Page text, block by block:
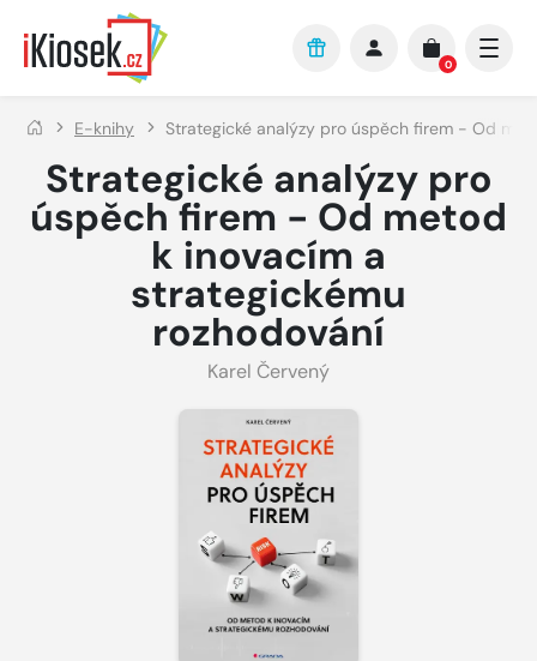
Přejít na hlavní obsah
0
E-knihy Strategické analýzy pro úspěch firem - Od
Strategické analýzy pro
úspěch firem - Od metod
k inovacím a
strategickému
rozhodování
Karel Červený